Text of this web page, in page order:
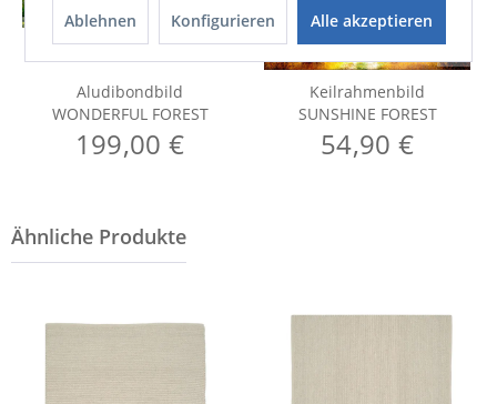
Aludibondbild
WONDERFUL FOREST
199,00 €
Keilrahmenbild
SUNSHINE FOREST
54,90 €
Ablehnen Konfigurieren Alle akzeptieren